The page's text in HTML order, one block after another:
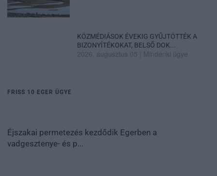
KÖZMÉDIÁSOK ÉVEKIG GYŰJTÖTTÉK A
BIZONYÍTÉKOKAT, BELSŐ DOK...
2026. augusztus 05 Mindenki ügye
FRISS 10 EGER ÜGYE
Éjszakai permetezés kezdődik Egerben a
vadgesztenye- és p...